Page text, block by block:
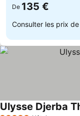
De 135 €
Consulter les prix de
Ulysse Djerba